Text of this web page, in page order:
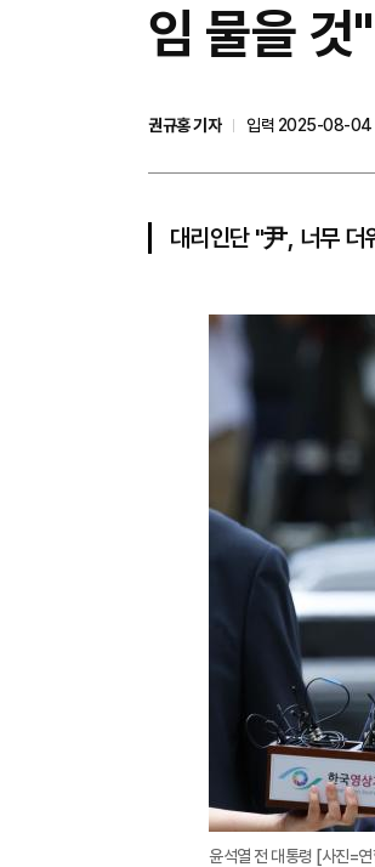
임 물을 것"
권규홍 기자
입력 2025-08-04
대리인단 "尹, 너무 더
윤석열 전 대통령 [사진=연